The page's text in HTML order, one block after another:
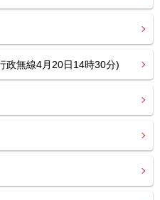
政無線4月20日14時30分)